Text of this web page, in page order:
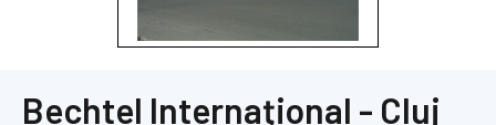
Bechtel Internaţional - Cluj